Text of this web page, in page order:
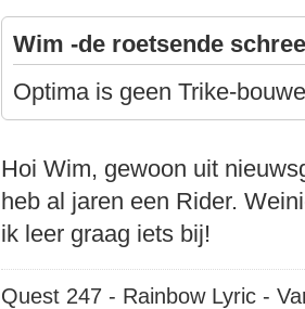
Wim -de roetsende
Optima is geen Trike-
Hoi Wim, gewoon uit
heb al jaren een Rider.
ik leer graag iets bij!
Quest 247 - Rainbow Lyric -